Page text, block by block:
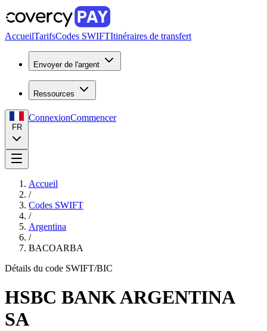
AccueilTarifsCodes SWIFTItinéraires de transfert
Envoyer de l'argent
Ressources
FR
ConnexionCommencer
Accueil
/
Codes SWIFT
/
Argentina
/
BACOARBA
Détails du code SWIFT/BIC
HSBC BANK ARGENTINA
SA